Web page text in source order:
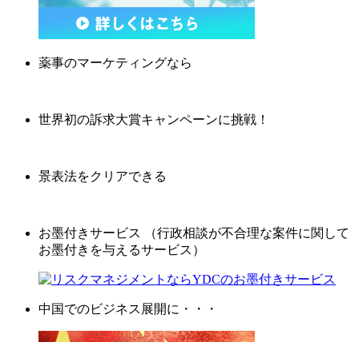
薬事のマーケティングなら
世界初の訴求大賞キャンペーンに挑戦！
景表法をクリアできる
お墨付きサービス （行政相談が不合理な案件に関して
お墨付きを与えるサービス）
中国でのビジネス展開に・・・